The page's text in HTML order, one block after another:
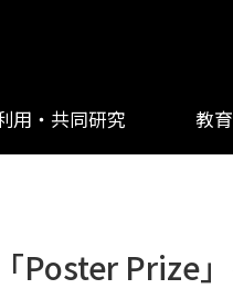
用・共同研究 教
Poster Prize